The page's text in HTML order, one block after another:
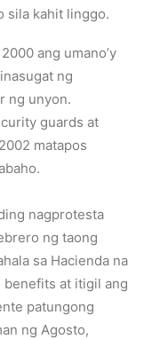
sila kahit linggo.
ang umano’y
ng
ng unyon.
guards at
matapos
nagprotesta
ng taong
sa Hacienda na
benefits at itigil ang
patungong
ng Agosto,